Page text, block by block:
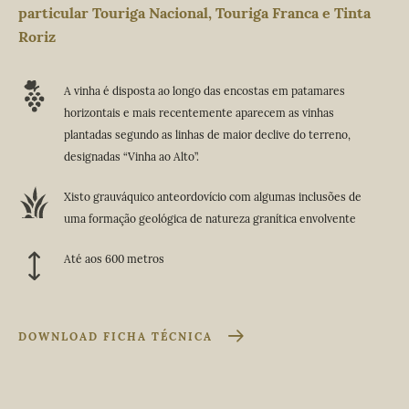
particular Touriga Nacional, Touriga Franca e Tinta
Roriz
A vinha é disposta ao longo das encostas em patamares
horizontais e mais recentemente aparecem as vinhas
plantadas segundo as linhas de maior declive do terreno,
designadas “Vinha ao Alto”.
Xisto grauváquico anteordovício com algumas inclusões de
uma formação geológica de natureza granítica envolvente
Até aos 600 metros
DOWNLOAD FICHA TÉCNICA